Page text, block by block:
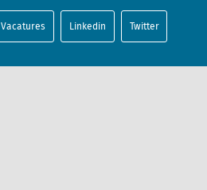
Vacatures Linkedin Twitter